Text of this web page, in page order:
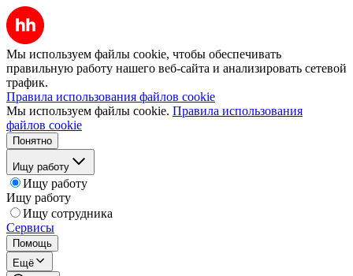
Мы используем файлы cookie, чтобы обеспечивать
правильную работу нашего веб-сайта и анализировать сетевой
трафик.
Правила использования файлов cookie
Мы используем файлы cookie. Правила использования
файлов cookie
Понятно
Ищу работу
Ищу работу
Ищу работу
Ищу сотрудника
Сервисы
Помощь
Ещё